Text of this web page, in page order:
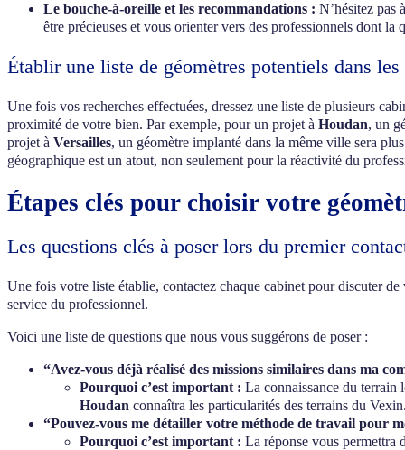
Le bouche-à-oreille et les recommandations : N’hésitez pas
être précieuses et vous orienter vers des professionnels dont la
Établir une liste de géomètres potentiels dans
Une fois vos recherches effectuées, dressez une liste de plusieurs
proximité de votre bien. Par exemple, pour un projet à Houdan, un
projet à Versailles, un géomètre implanté dans la même ville sera
géographique est un atout, non seulement pour la réactivité du
Étapes clés pour choisir votre
Les questions clés à poser lors du premier
Une fois votre liste établie, contactez chaque cabinet pour discuter
service du professionnel.
Voici une liste de questions que nous vous suggérons de poser :
“Avez-vous déjà réalisé des missions similaires dans ma
Pourquoi c’est important : La connaissance du terrain
Houdan connaîtra les particularités des terrains du
“Pouvez-vous me détailler votre méthode de travail pour
Pourquoi c’est important : La réponse vous permettra